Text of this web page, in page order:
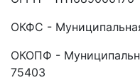
ОКФС -
ОКОПФ -
75403